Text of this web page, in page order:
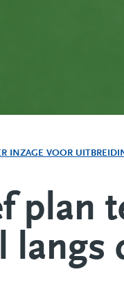
INZAGE VOOR
plan
langs